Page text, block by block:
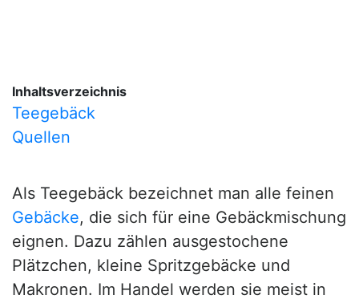
Inhaltsverzeichnis
Teegebäck
Quellen
Als Teegebäck bezeichnet man alle feinen
Gebäcke, die sich für eine Gebäckmischung
eignen. Dazu zählen ausgestochene
Plätzchen, kleine Spritzgebäcke und
Makronen. Im Handel werden sie meist in